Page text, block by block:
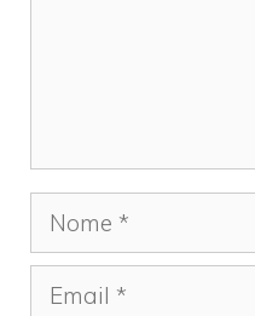
Nome
Email